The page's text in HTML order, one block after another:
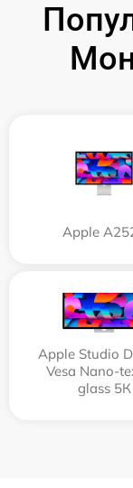
Apple
Apple Studio
Vesa Nano-
glass 5К